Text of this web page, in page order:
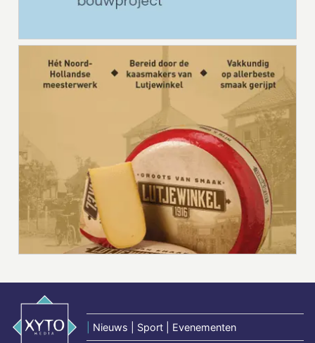
Nieuws | Sport | Evenementen